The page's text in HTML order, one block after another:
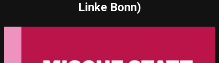
Linke Bonn)